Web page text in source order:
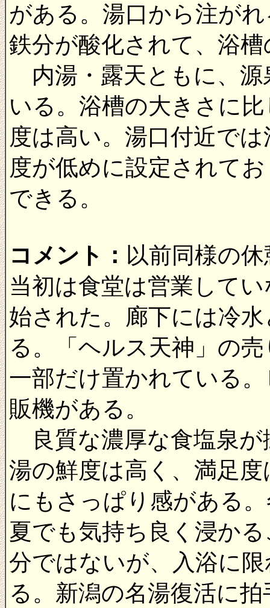
がある。湯口から注が
鉄分が酸化されて、浴
内湯・露天ともに、源
いる。浴槽の大きさに
度は高い。湯口付近で
度が低めに設定されて
できる。
コメント： 以前同様の
当初は食堂は営業して
始された。廊下には冷
る。「ヘルス天神」の
一部だけ置かれている
販機がある。
良質な濃厚な食塩泉が
湯の鮮度は高く、満足
にもさっぱり感がある
夏でも気持ち良く浸か
分ではないが、入浴に
る。新潟の名湯復活に